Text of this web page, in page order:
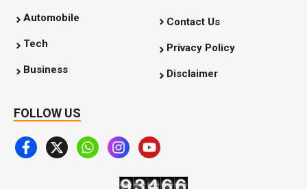
Automobile
Tech
Business
Contact Us
Privacy Policy
Disclaimer
FOLLOW US